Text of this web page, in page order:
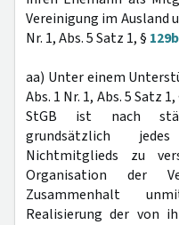
Vereinigung im Ausland
Nr. 1, Abs. 5 Satz 1, § 129b
aa) Unter einem
Abs. 1 Nr. 1, Abs. 5 Satz 1,
StGB ist nach
grundsätzlich
Nichtmitglieds zu
Organisation der
Zusammenhalt
Realisierung der von